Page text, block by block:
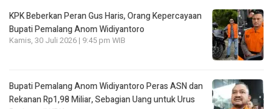
KPK Beberkan Peran Gus Haris, Orang Kepercayaan
Bupati Pemalang Anom Widiyantoro
Kamis, 30 Juli 2026 | 9:45 pm WIB
Bupati Pemalang Anom Widiyantoro Peras ASN dan
Rekanan Rp1,98 Miliar, Sebagian Uang untuk Urus